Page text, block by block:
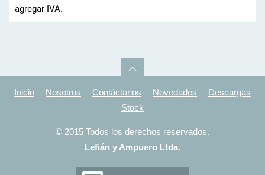
agregar IVA.
Inicio Nosotros Contáctanos Novedades
Descargas
Stock
© 2015 Todos los derechos reservados.
Lefián y Ampuero Ltda.